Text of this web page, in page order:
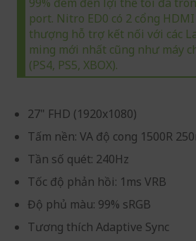
port. Nitro ED0 có 2 cổng
thượng hỗ trợ kết nối với các
ming mới nhất cũng như máy
(PS4, PS5, XBOX).
27" FHD (1920x1080)
Tấm nền: VA độ cong 1500R
Tần số quét: 240Hz
Tốc độ phản hồi: 1ms VRB
Độ phủ màu: 99% sRGB
Tương thích Adaptive Sync